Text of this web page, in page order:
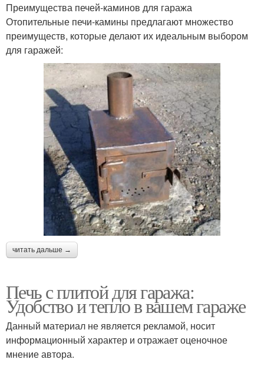
Преимущества печей-каминов для гаража
Отопительные печи-камины предлагают множество
преимуществ, которые делают их идеальным выбором
для гаражей:
читать дальше →
Печь с плитой для гаража:
Удобство и тепло в вашем гараже
Данный материал не является рекламой, носит
информационный характер и отражает оценочное
мнение автора.